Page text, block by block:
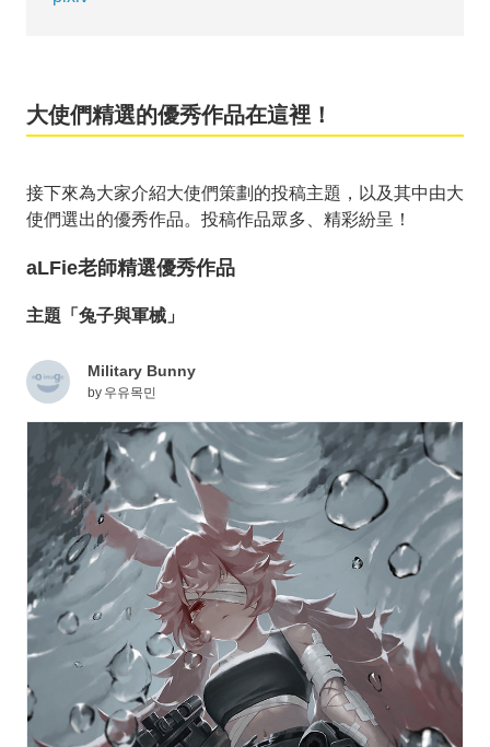
大使們精選的優秀作品在這裡！
接下來為大家介紹大使們策劃的投稿主題，以及其中由大
使們選出的優秀作品。投稿作品眾多、精彩紛呈！
aLFie老師精選優秀作品
主題「兔子與軍械」
Military Bunny
by 우유목민